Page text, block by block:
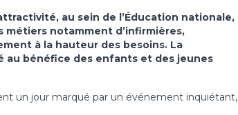
au sein de l’Éducation nationale,
métiers notamment d’infirmières,
à la hauteur des besoins. La
au bénéfice des enfants et des jeunes
un jour marqué par un événement inquiétant,